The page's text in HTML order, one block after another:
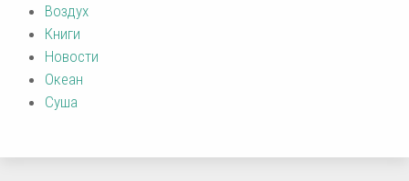
Воздух
Книги
Новости
Океан
Суша